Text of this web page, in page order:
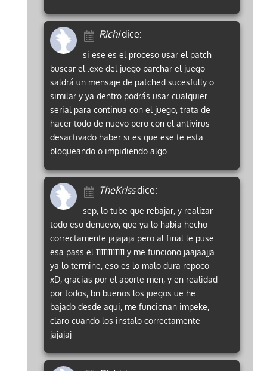
Richidice:
si ese es el proceso usar el patch
buscar el .exe del juego parchar el juego
saldrá un mensaje de patched sucesfully o
similar y ya dentro podrás usar cualquier
serial para continua con el juego, trata de
hacer todo de nuevo pero con el antivirus
desactivado haber si es que ese te esta
bloqueando o impidiendo algo ..
TheKrissdice:
sep, lo tube que rebajar, y realizar
todo eso denuevo, que ya lo habia hecho
correctamente jajajaja pero al final le puse
esa pass el 111111111111 y me funciono jaajaajja
ya lo termine, eso es lo malo dura repoco
xD, gracias por el aporte men, y en realidad
por todos, bn buenos los juegos ue he
bajado desde aqui, me funcionan impeke,
claro cuando los instalo correctamente
jajajaj